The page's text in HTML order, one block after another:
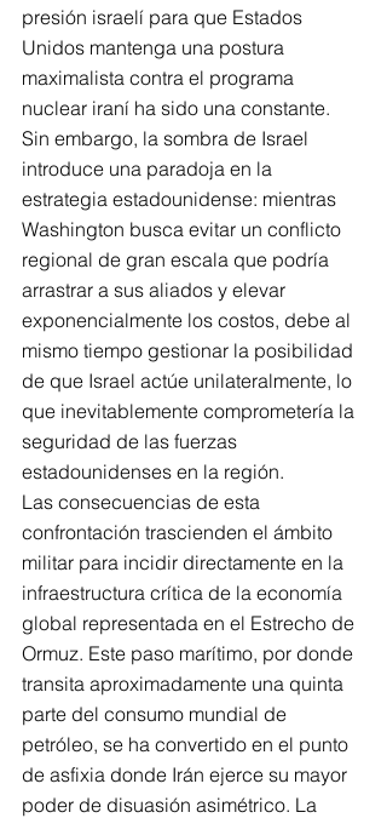
presión israelí para que Estados
Unidos mantenga una postura
maximalista contra el programa
nuclear iraní ha sido una constante.
Sin embargo, la sombra de Israel
introduce una paradoja en la
estrategia estadounidense: mientras
Washington busca evitar un conflicto
regional de gran escala que podría
arrastrar a sus aliados y elevar
exponencialmente los costos, debe al
mismo tiempo gestionar la posibilidad
de que Israel actúe unilateralmente, lo
que inevitablemente comprometería la
seguridad de las fuerzas
estadounidenses en la región.
Las consecuencias de esta
confrontación trascienden el ámbito
militar para incidir directamente en la
infraestructura crítica de la economía
global representada en el Estrecho de
Ormuz. Este paso marítimo, por donde
transita aproximadamente una quinta
parte del consumo mundial de
petróleo, se ha convertido en el punto
de asfixia donde Irán ejerce su mayor
poder de disuasión asimétrico. La